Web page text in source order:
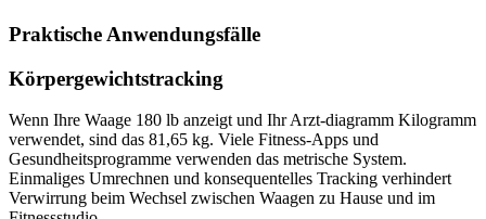
Praktische Anwendungsfälle
Körpergewichtstracking
Wenn Ihre Waage 180 lb anzeigt und Ihr Arzt-diagramm Kilogramm
verwendet, sind das 81,65 kg. Viele Fitness-Apps und
Gesundheitsprogramme verwenden das metrische System.
Einmaliges Umrechnen und konsequentelles Tracking verhindert
Verwirrung beim Wechsel zwischen Waagen zu Hause und im